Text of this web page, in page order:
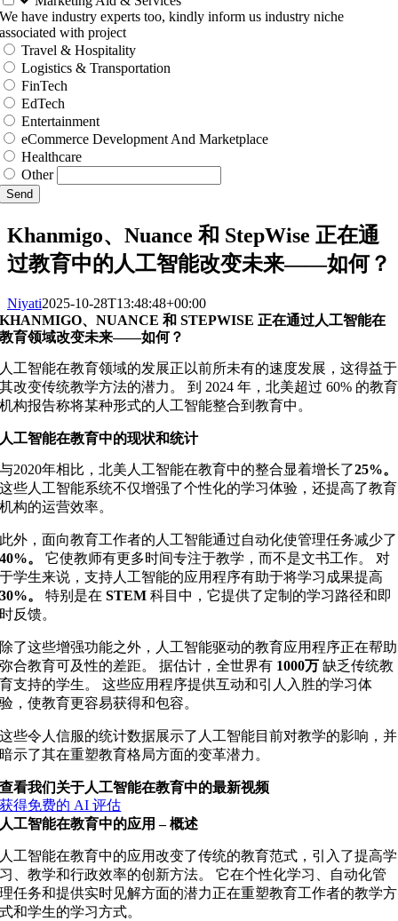
We have industry experts too, kindly inform us industry niche
associated with project
Travel & Hospitality
Logistics & Transportation
FinTech
EdTech
Entertainment
eCommerce Development And Marketplace
Healthcare
Other
Send
Khanmigo、Nuance 和 StepWise 正在通
过教育中的人工智能改变未来——如何？
Niyati2025-10-28T13:48:48+00:00
KHANMIGO、NUANCE 和 STEPWISE 正在通过人工智能在
教育领域改变未来——如何？
人工智能在教育领域的发展正以前所未有的速度发展，这得益于
其改变传统教学方法的潜力。 到 2024 年，北美超过 60% 的教育
机构报告称将某种形式的人工智能整合到教育中。
人工智能在教育中的现状和统计
与2020年相比，北美人工智能在教育中的整合显着增长了25%。
这些人工智能系统不仅增强了个性化的学习体验，还提高了教育
机构的运营效率。
此外，面向教育工作者的人工智能通过自动化使管理任务减少了
40%。
它使教师有更多时间专注于教学，而不是文书工作。 对
于学生来说，支持人工智能的应用程序有助于将学习成果提高
30%。
特别是在STEM 科目中，它提供了定制的学习路径和即
时反馈。
除了这些增强功能之外，人工智能驱动的教育应用程序正在帮助
弥合教育可及性的差距。 据估计，全世界有 1000万 缺乏传统教
育支持的学生。 这些应用程序提供互动和引人入胜的学习体
验，使教育更容易获得和包容。
这些令人信服的统计数据展示了人工智能目前对教学的影响，并
暗示了其在重塑教育格局方面的变革潜力。
查看我们关于人工智能在教育中的最新视频
获得免费的 AI 评估
人工智能在教育中的应用 – 概述
人工智能在教育中的应用改变了传统的教育范式，引入了提高学
习、教学和行政效率的创新方法。 它在个性化学习、自动化管
理任务和提供实时见解方面的潜力正在重塑教育工作者的教学方
式和学生的学习方式。